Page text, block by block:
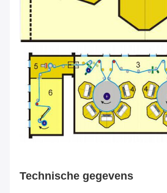
Technische gegevens